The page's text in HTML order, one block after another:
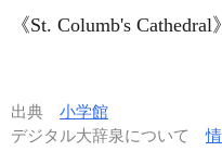
《St. Columb's Cathedral
出典 小学館
デジタル大辞泉について